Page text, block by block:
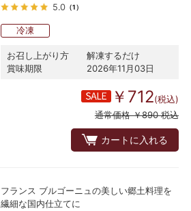
5.0 （1）
冷凍
お召し上がり方
解凍するだけ
賞味期限
2026年11月03日
￥712(税込)
通常価格 ￥890 税込
カートに入れる
フランス ブルゴーニュの美しい郷土料理を
繊細な国内仕立てに